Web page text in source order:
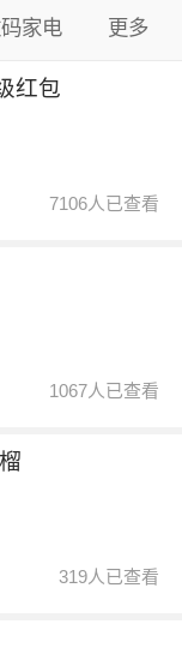
家电 更多
红包
7106人已查看
1067人已查看
319人已查看